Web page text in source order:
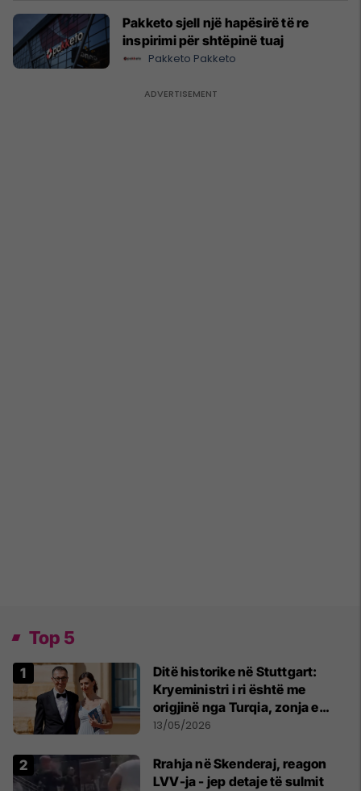
Pakketo sjell një hapësirë të re
inspirimi për shtëpinë tuaj
Pakketo Pakketo
Top 5
Ditë historike në Stuttgart:
Kryeministri i ri është me
origjinë nga Turqia, zonja e
parë një shqiptare nga
13/05/2026
Rrahja në Skenderaj, reagon
LVV-ja - jep detaje të sulmit